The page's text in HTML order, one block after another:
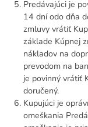
Predávajúci je
14 dní odo dňa
zmluvy vrátiť
základe Kúpnej
nákladov na
prevodom na
je povinný vrátiť
doručený.
Kupujúci je
omeškania